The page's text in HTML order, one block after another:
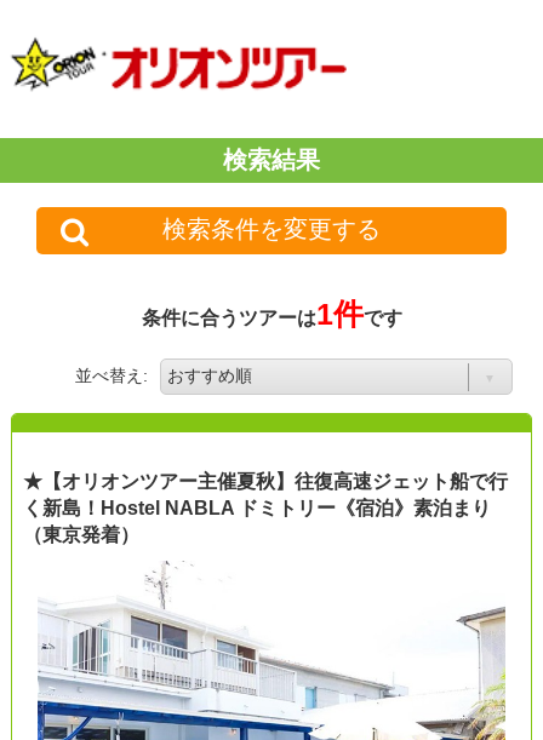
検索結果
検索条件を変更する
条件に合うツアーは1件です
並べ替え:
★【オリオンツアー主催夏秋】往復高速ジェット船で行
く新島！Hostel NABLA ドミトリー《宿泊》素泊まり
（東京発着）